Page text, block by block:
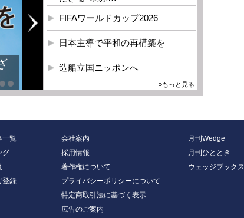
FIFAワールドカップ2026
日本主導で平和の再構築を
造船立国ニッポンへ
»もっと見る
一覧
グ
登録
会社案内
採用情報
著作権について
プライバシーポリシーについて
特定商取引法に基づく表示
広告のご案内
月刊Wedge
月刊ひととき
ウェッジブックス